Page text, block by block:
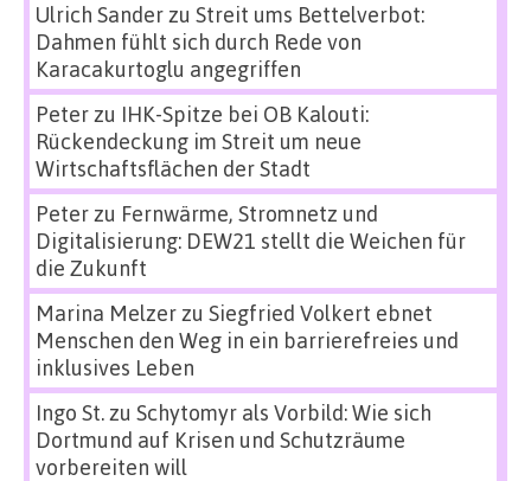
Ulrich Sanderzu Streit ums Bettelverbot:
Dahmen fühlt sich durch Rede von
Karacakurtoglu angegriffen
Peterzu IHK-Spitze bei OB Kalouti:
Rückendeckung im Streit um neue
Wirtschaftsflächen der Stadt
Peterzu Fernwärme, Stromnetz und
Digitalisierung: DEW21 stellt die Weichen für
die Zukunft
Marina Melzerzu Siegfried Volkert ebnet
Menschen den Weg in ein barrierefreies und
inklusives Leben
Ingo St.zu Schytomyr als Vorbild: Wie sich
Dortmund auf Krisen und Schutzräume
vorbereiten will